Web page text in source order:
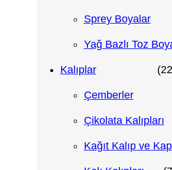
Sprey Boyalar
Yağ Bazlı Toz
Kalıplar
Çemberler
Çikolata Kalıpları
Kağıt Kalıp ve